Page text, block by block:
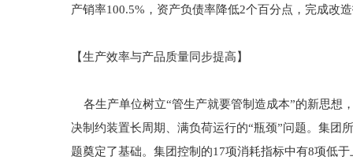
产销率100.5%，资产负债率降低2个百分点，完成改
【生产效率与产品质量同步提高】
各生产单位树立“管生产就要管制造成本”的新思想
决制约装置长周期、满负荷运行的“瓶颈”问题。集团
题奠定了基础。集团控制的17项消耗指标中有8项低